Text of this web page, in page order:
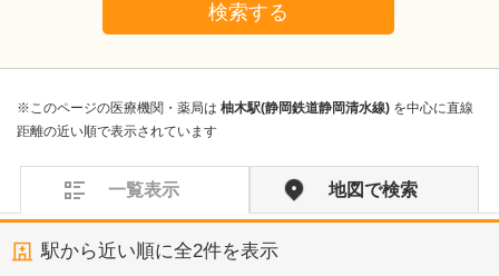
検索する
※このページの医療機関・薬局は 柚木駅(静岡鉄道静岡清水線) を中心に直線
距離の近い順で表示されています
一覧表示 地図で検索
駅から近い順に全2件を表示